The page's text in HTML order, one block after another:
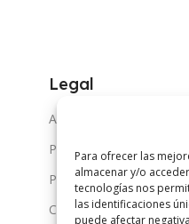
Para ofrecer las
almacenar y/o
tecnologías nos
las identificaciones
puede afectar
Legal
Aviso Legal
Politica de Cookies
Politica de Privacidad
Condiciones Generales